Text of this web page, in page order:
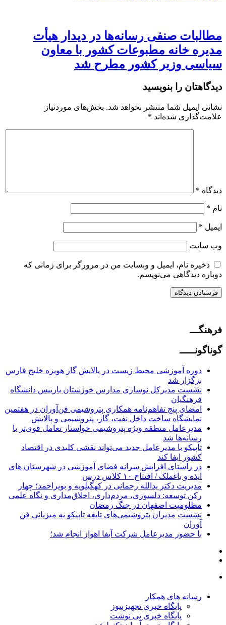
مطالبات صنفی رسانه‌ها در دیدار هیأت
مدیره خانه مطبوعات کشور با معاون
سیاسی وزیر کشور مطرح شد
دیدگاهتان را بنویسید
نشانی ایمیل شما منتشر نخواهد شد. بخش‌های موردنیاز
علامت‌گذاری شده‌اند *
دیدگاه *
نام *
ایمیل *
وب‌ سایت
ذخیره نام، ایمیل و وبسایت من در مرورگر برای زمانی که
دوباره دیدگاهی می‌نویسم.
فرهنگـــ
گوناگونـــــ
دوره آموزشی محیط‌ زیست در پالایش گاز هویزه خلیج‌ فارس
برگزار شد
نشست مدیرکل نوسازی مدارس خوزستان بارییس دانشگاه
فرهنگیان
امضای پنج تفاهم‌نامه همکاری پتروشیمی فن‌آوران در هفتمین
نمایشگاه ساخت داخل نفت، گاز، پتروشیمی و پالایش
مدیرعامل منطقه ویژه پتروشیمی خواستار تعامل قوی‌تر با
رسانه‌ها شد
تاپیکو با مدیرعامل جدید می‌تواند نقشی کلیدی در اقتصاد
کشور ایفا کند
در راستای افزایش سرانه فضای آموزشی در شهرستان های
ایذه و باغملک / افتتاح ۱۰ کلاس درس
مدیریت دکتر یدالله رحمانی در کهگیلویه و بویراحمد؛ چهار
رکن توسعه: دلسوزی، مردم‌داری، اخلاق‌مداری و نگاه علمی
مظلومیت اصفهان در جنگ رمضان
نشست مدیران پتروشیمی‌های تابعه تاپیکو به میزبانی فن
آوران
با حضور مدیرعامل شرکت آبفا اهواز انجام شد؛
رسانه های همکار
پایگاه خبری تجهیزنیوز
پایگاه خبری پی نوشت